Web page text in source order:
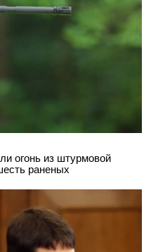
огонь из штурмовой
раненых